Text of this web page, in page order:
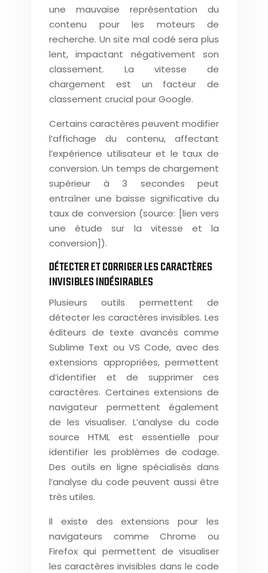
une mauvaise représentation du
contenu pour les moteurs de
recherche. Un site mal codé sera plus
lent, impactant négativement son
classement. La vitesse de
chargement est un facteur de
classement crucial pour Google.
Certains caractères peuvent modifier
l’affichage du contenu, affectant
l’expérience utilisateur et le taux de
conversion. Un temps de chargement
supérieur à 3 secondes peut
entraîner une baisse significative du
taux de conversion (source: [lien vers
une étude sur la vitesse et la
conversion]).
DÉTECTER ET CORRIGER LES CARACTÈRES
INVISIBLES INDÉSIRABLES
Plusieurs outils permettent de
détecter les caractères invisibles. Les
éditeurs de texte avancés comme
Sublime Text ou VS Code, avec des
extensions appropriées, permettent
d’identifier et de supprimer ces
caractères. Certaines extensions de
navigateur permettent également
de les visualiser. L’analyse du code
source HTML est essentielle pour
identifier les problèmes de codage.
Des outils en ligne spécialisés dans
l’analyse du code peuvent aussi être
très utiles.
Il existe des extensions pour les
navigateurs comme Chrome ou
Firefox qui permettent de visualiser
les caractères invisibles dans le code